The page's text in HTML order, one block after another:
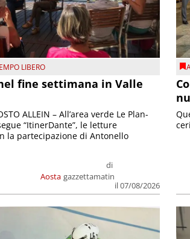
LIBERO
fine settimana in Valle
Aosta
di
gazzettamatin
il 07/08/2026
ALLEIN – All’area verde Le Plan-
“ItinerDante”, le letture
la partecipazione di Antonello